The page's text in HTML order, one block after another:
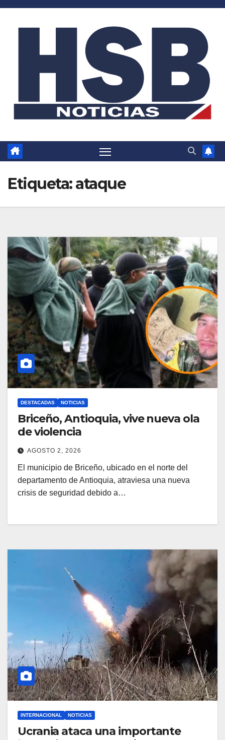
Saltar
Etiqueta:ataque
DESTACADAS NOTICIAS
Briceño, Antioquia, vive nueva ola
de violencia
AGOSTO 2, 2026
El municipio de Briceño, ubicado en el norte del
departamento de Antioquia, atraviesa una nueva
crisis de seguridad debido a…
INTERNACIONAL NOTICIAS
Ucrania ataca una importante